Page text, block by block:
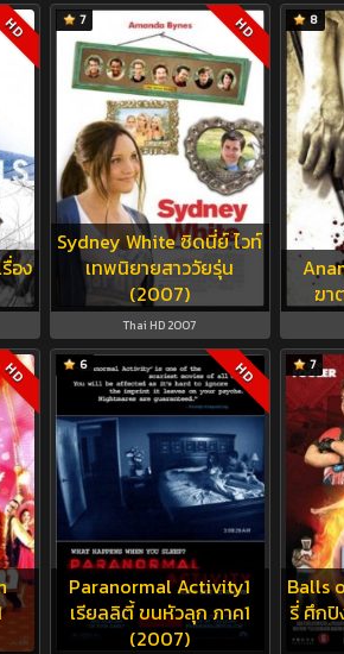
อง
HD
Sydney White ซิดนี่ย์ ไวท์
เทพนิยายสาววัยรุ่น
(2007)
7 HD
Thai HD 2007
ฆา
8
HD
Paranormal Activity1
เรียลลิตี้ ขนหัวลุก ภาค1
(2007)
6 HD
Balls
รี่ ศึก
7